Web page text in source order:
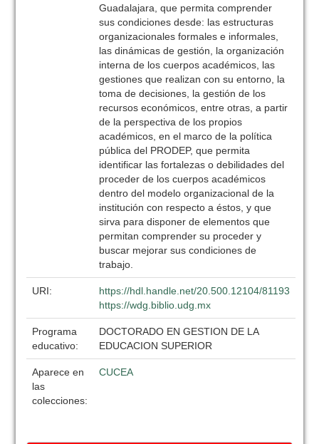
Guadalajara, que permita comprender
sus condiciones desde: las estructuras
organizacionales formales e informales,
las dinámicas de gestión, la organización
interna de los cuerpos académicos, las
gestiones que realizan con su entorno, la
toma de decisiones, la gestión de los
recursos económicos, entre otras, a partir
de la perspectiva de los propios
académicos, en el marco de la política
pública del PRODEP, que permita
identificar las fortalezas o debilidades del
proceder de los cuerpos académicos
dentro del modelo organizacional de la
institución con respecto a éstos, y que
sirva para disponer de elementos que
permitan comprender su proceder y
buscar mejorar sus condiciones de
trabajo.
URI:
https://hdl.handle.net/20.500.12104/81193
https://wdg.biblio.udg.mx
Programa
educativo:
DOCTORADO EN GESTION DE LA
EDUCACION SUPERIOR
Aparece en
las
colecciones:
CUCEA